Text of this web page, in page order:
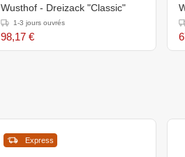
Wusthof - Dreizack "Classic"
1-3 jours ouvrés
98,17 €
Express